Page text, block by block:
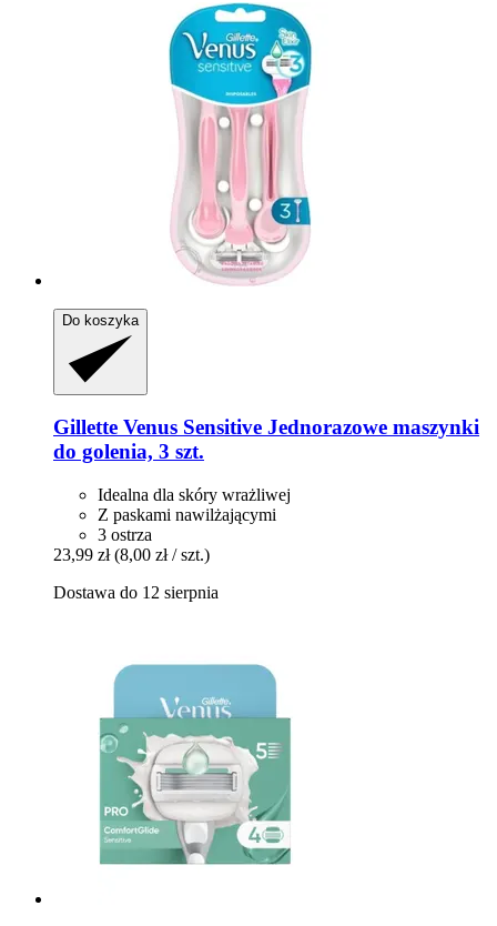
Do koszyka
Gillette Venus Sensitive Jednorazowe maszynki
do golenia, 3 szt.
Idealna dla skóry wrażliwej
Z paskami nawilżającymi
3 ostrza
23,99 zł (8,00 zł / szt.)
Dostawa do 12 sierpnia